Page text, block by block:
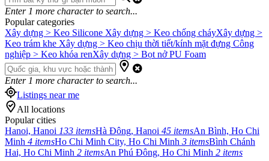
Enter 1 more character to search...
Popular categories
Xây dựng > Keo Silicone Xây dựng > Keo chống cháyXây dựng >
Keo trám khe Xây dựng > Keo chịu thời tiết/kính mặt đựng Công
nghiệp > Keo khóa renXây dựng > Bọt nở PU Foam
Enter 1 more character to search...
Listings near me
All locations
Popular cities
Hanoi, Hanoi 133 itemsHà Đông, Hanoi 45 itemsAn Bình, Ho Chi
Minh 4 itemsHo Chi Minh City, Ho Chi Minh 3 itemsBình Chánh
Hai, Ho Chi Minh 2 itemsAn Phú Đông, Ho Chi Minh 2 items